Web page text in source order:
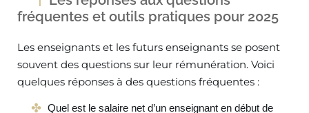
fréquentes et outils pratiques pour 2025
Les enseignants et les futurs enseignants se posent
souvent des questions sur leur rémunération. Voici
quelques réponses à des questions fréquentes :
Quel est le salaire net d’un enseignant en début de